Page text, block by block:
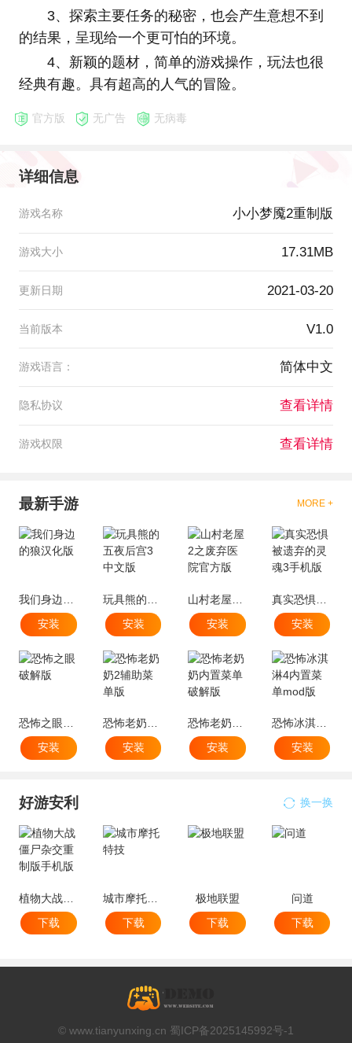
3、探索主要任务的秘密，也会产生意想不到
的结果，呈现给一个更可怕的环境。
4、新颖的题材，简单的游戏操作，玩法也很
经典有趣。具有超高的人气的冒险。
官方版 无广告 无病毒
详细信息
游戏名称 小小梦魇2重制版
游戏大小 17.31MB
更新日期 2021-03-20
当前版本 V1.0
游戏语言： 简体中文
隐私协议 查看详情
游戏权限 查看详情
最新手游 MORE +
安装
安装
安装
安装
安装
安装
安装
安装
好游安利 换一换
植物大战僵尸杂交重制版手机版
下载
下载
极地联盟
下载
问道
下载
© www.tianyunxing.cn 蜀ICP备2025145992号-1